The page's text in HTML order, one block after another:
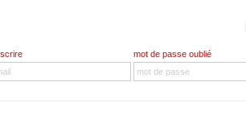
mot de passe oublié